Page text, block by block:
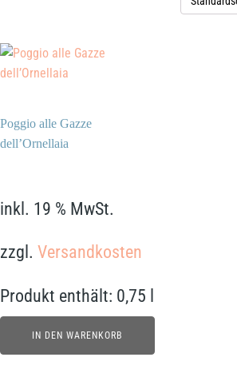
Poggio alle Gazze
dell’Ornellaia
inkl. 19 % MwSt.
zzgl. Versandkosten
Produkt enthält: 0,75
IN DEN WARENKORB